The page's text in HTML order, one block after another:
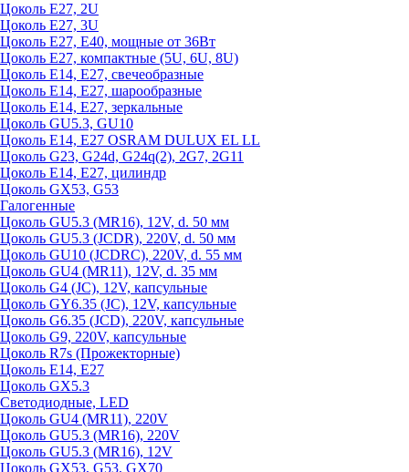
Цоколь Е27, 2U
Цоколь Е27, 3U
Цоколь Е27, Е40, мощные от 36Вт
Цоколь Е27, компактные (5U, 6U, 8U)
Цоколь Е14, Е27, свечеобразные
Цоколь Е14, Е27, шарообразные
Цоколь Е14, Е27, зеркальные
Цоколь GU5.3, GU10
Цоколь Е14, Е27 OSRAM DULUX EL LL
Цоколь G23, G24d, G24q(2), 2G7, 2G11
Цоколь Е14, Е27, цилиндр
Цоколь GX53, G53
Галогенные
Цоколь GU5.3 (MR16), 12V, d. 50 мм
Цоколь GU5.3 (JCDR), 220V, d. 50 мм
Цоколь GU10 (JCDRC), 220V, d. 55 мм
Цоколь GU4 (MR11), 12V, d. 35 мм
Цоколь G4 (JC), 12V, капсульные
Цоколь GY6.35 (JC), 12V, капсульные
Цоколь G6.35 (JCD), 220V, капсульные
Цоколь G9, 220V, капсульные
Цоколь R7s (Прожекторные)
Цоколь E14, E27
Цоколь GX5.3
Светодиодные, LED
Цоколь GU4 (MR11), 220V
Цоколь GU5.3 (MR16), 220V
Цоколь GU5.3 (MR16), 12V
Цоколь GX53, G53, GX70